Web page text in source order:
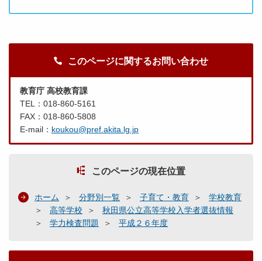
このページに関するお問い合わせ
教育庁 高校教育課
TEL：018-860-5161
FAX：018-860-5808
E-mail： koukou@pref.akita.lg.jp
このページの現在位置
ホーム 分野別一覧 子育て・教育
学校教育
高等学校
秋田県公立高等学校入学者選抜情報
学力検査問題
平成２６年度